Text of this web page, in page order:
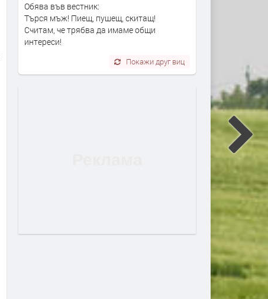
Обява във вестник:
Търся мъж! Пиещ, пушещ, скитащ!
Считам, че трябва да имаме общи
интереси!
Покажи друг виц